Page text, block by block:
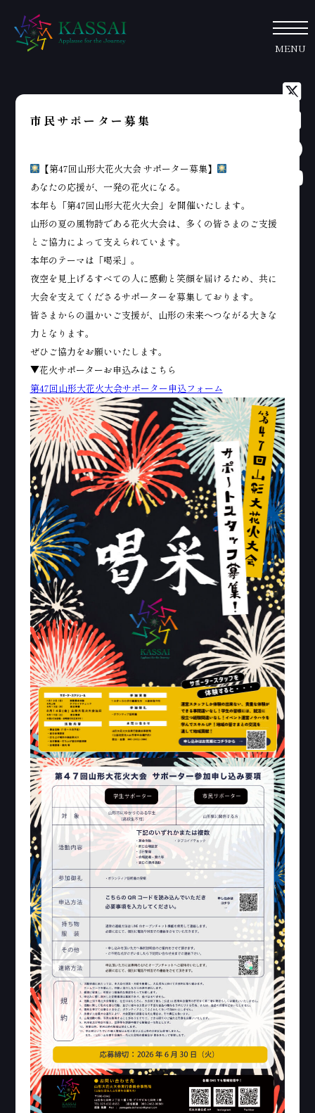
MENU
市民サポーター募集
【第47回山形大花火大会 サポーター募集】
あなたの応援が、一発の花火になる。
本年も「第47回山形大花火大会」を開催いたします。
山形の夏の風物詩である花火大会は、多くの皆さまのご支援
とご協力によって支えられています。
本年のテーマは「喝采」。
夜空を見上げるすべての人に感動と笑顔を届けるため、共に
大会を支えてくださるサポーターを募集しております。
皆さまからの温かいご支援が、山形の未来へつながる大きな
力となります。
ぜひご協力をお願いいたします。
▼花火サポーターお申込みはこちら
第47回山形大花火大会サポーター申込フォーム